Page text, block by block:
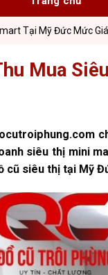
Tại Mỹ Đức Mức
Mua
siêu thị mini
cũ siêu thị tại Mỹ